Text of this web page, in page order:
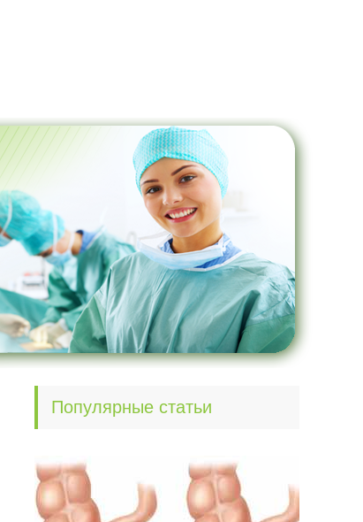
Популярные статьи